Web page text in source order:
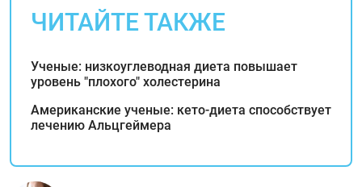
ЧИТАЙТЕ ТАКЖЕ
Ученые: низкоуглеводная диета повышает
уровень "плохого" холестерина
Американские ученые: кето-диета способствует
лечению Альцгеймера